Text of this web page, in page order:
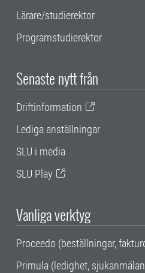
Lärare/studierektor
Programstudierektor
Senaste nytt från
Driftinformation
Lediga anställningar
SLU i media
SLU Play
Vanliga verktyg
Proceedo (beställningar,
Primula (ledighet,